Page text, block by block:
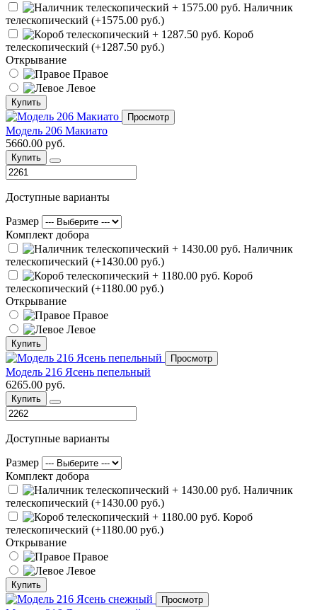
Наличник
телескопический (+1575.00 руб.)
Короб
телескопический (+1287.50 руб.)
Открывание
Правое
Левое
Купить
Просмотр
Модель 206 Макиато
5660.00 руб.
Купить
Доступные варианты
Размер
Комплект добора
Наличник
телескопический (+1430.00 руб.)
Короб
телескопический (+1180.00 руб.)
Открывание
Правое
Левое
Купить
Просмотр
Модель 216 Ясень пепельный
6265.00 руб.
Купить
Доступные варианты
Размер
Комплект добора
Наличник
телескопический (+1430.00 руб.)
Короб
телескопический (+1180.00 руб.)
Открывание
Правое
Левое
Купить
Просмотр